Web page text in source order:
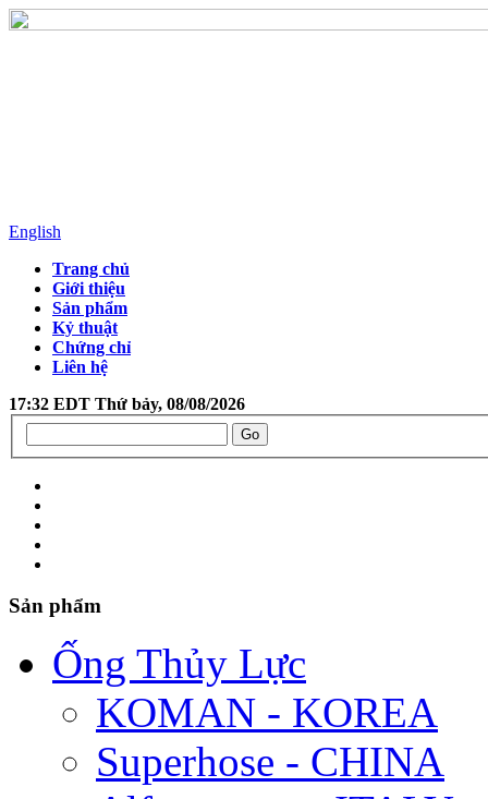
English
Trang chủ
Giới thiệu
Sản phẩm
Kỷ thuật
Chứng chỉ
Liên hệ
17:32 EDT Thứ bảy, 08/08/2026
Sản phẩm
Ống Thủy Lực
KOMAN - KOREA
Superhose - CHINA